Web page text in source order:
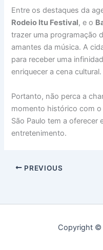
Entre os destaques da
Rodeio Itu Festival, e o
trazer uma programação
amantes da música. A
para receber uma
enriquecer a cena cultural.
Portanto, não perca a
momento histórico com
São Paulo tem a oferecer
entretenimento.
PREVIOUS
Copyright ©